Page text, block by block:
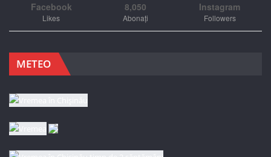
Facebook
Likes
8,050
Abonați
Instagram
Followers
METEO